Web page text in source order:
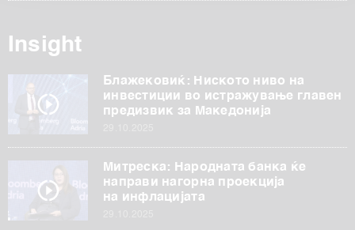
нашатаПолитика на приватност
други слични технологии во
колачиња
. Колачињата во кој било момент можете
повторно да ги ажурирате со клик на „Прикажи ги
деталите“. Согласноста можете во кој било момент да
Insight
Блажековиќ: Ниското ниво на
инвестиции во истражување главен
предизвик за Македонија
Митреска: Народната банка ќе
направи нагорна проекција
на инфлацијата